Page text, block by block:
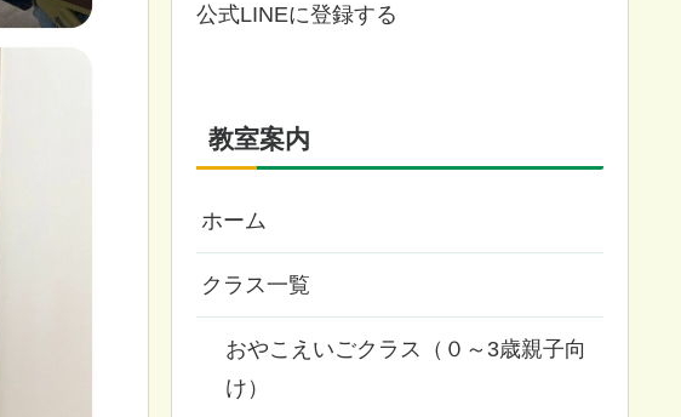
公式LINEに登録する
教室案内
ホーム
クラス一覧
おやこえいごクラス（０～3歳親子向
け）